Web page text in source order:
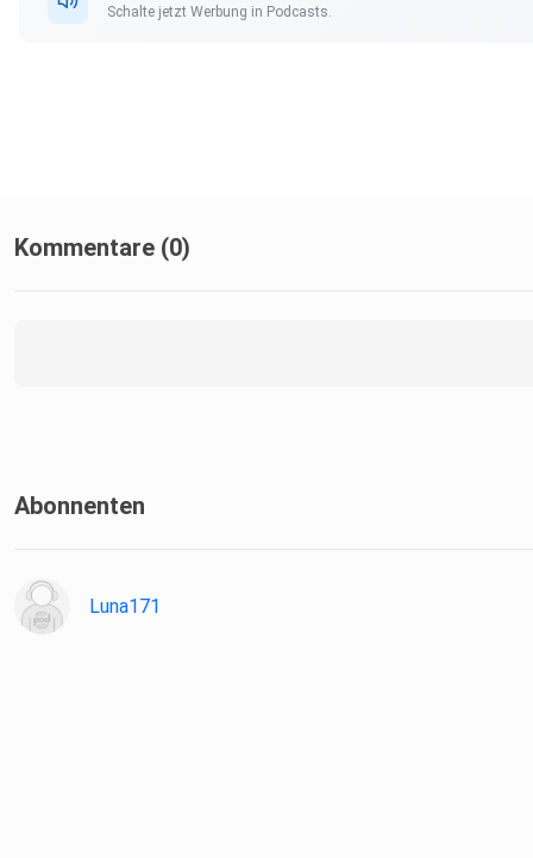
Schalte jetzt Werbung in Podcasts.
Kommentare (0)
Abonnenten
Luna171